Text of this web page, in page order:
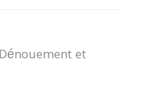
et